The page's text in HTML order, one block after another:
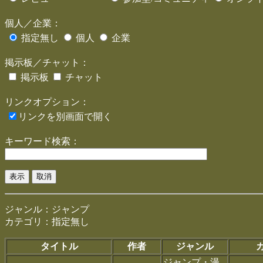
個人／企業：
指定無し
個人 企業
掲示板／チャット：
掲示板
チャット
リンクオプション：
リンクを別画面で開く
キーワード検索：
ジャンル：ジャンプ
カテゴリ：指定無し
タイトル 作者 ジャンル